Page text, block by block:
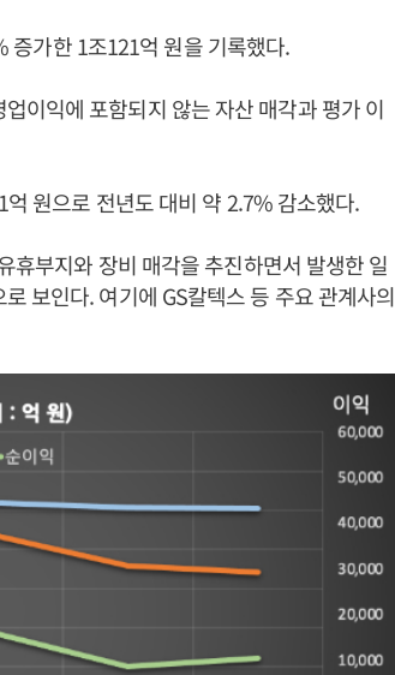
증가한 1조121억 원을 기록했다.
이익에 포함되지 않는 자산 매각과 평가 이
원으로 전년도 대비 약 2.7% 감소했다.
휴부지와 장비 매각을 추진하면서 발생한 일
보인다. 여기에 GS칼텍스 등 주요 관계사의